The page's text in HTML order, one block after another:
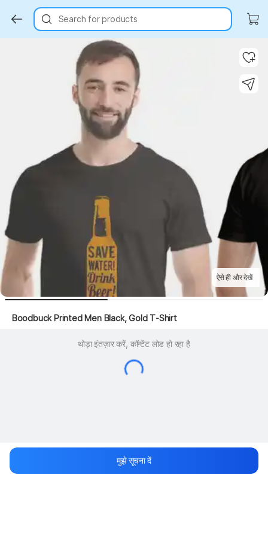
Search for products
ऐसे ही और देखें
Boodbuck Printed Men Black, Gold T-Shirt
थोड़ा इंतज़ार करें, कॉन्टेंट लोड हो रहा है
मुझे सूचना दें